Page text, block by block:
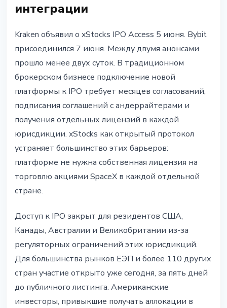
интеграции
Kraken объявил о xStocks IPO Access 5 июня. Bybit
присоединился 7 июня. Между двумя анонсами
прошло менее двух суток. В традиционном
брокерском бизнесе подключение новой
платформы к IPO требует месяцев согласований,
подписания соглашений с андеррайтерами и
получения отдельных лицензий в каждой
юрисдикции. xStocks как открытый протокол
устраняет большинство этих барьеров:
платформе не нужна собственная лицензия на
торговлю акциями SpaceX в каждой отдельной
стране.
Доступ к IPO закрыт для резидентов США,
Канады, Австралии и Великобритании из-за
регуляторных ограничений этих юрисдикций.
Для большинства рынков ЕЭП и более 110 других
стран участие открыто уже сегодня, за пять дней
до публичного листинга. Американские
инвесторы, привыкшие получать аллокации в